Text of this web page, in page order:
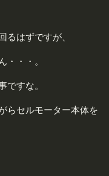
るはずですが、
・・・。
ですな。
らセルモーター本体を